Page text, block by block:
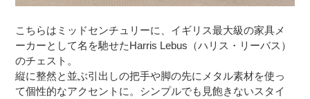
こちらはミッドセンチュリーに、イギリス最大級の家具メ
ーカーとして名を馳せたHarris Lebus（ハリス・リーバス）
のチェスト。
縦に整然と並ぶ引出しの把手や脚の先にメタル素材を使っ
て個性的なアクセントに。シンプルでも見飽きないスタイ